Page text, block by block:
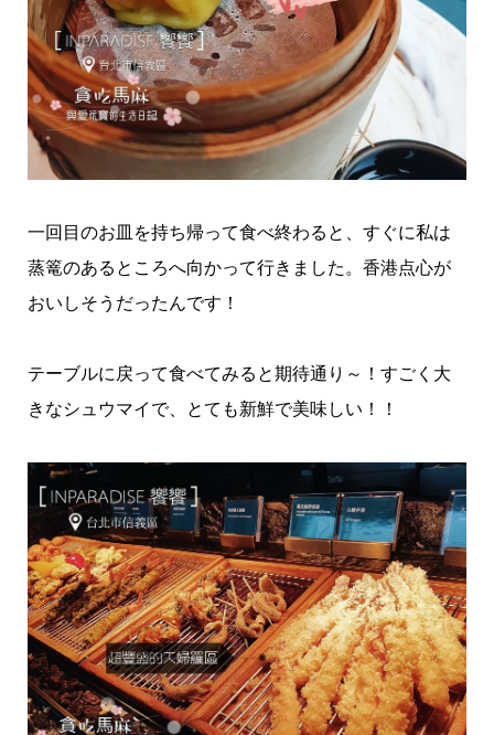
一回目のお皿を持ち帰って食べ終わると、すぐに私は
蒸篭のあるところへ向かって行きました。香港点心が
おいしそうだったんです！
テーブルに戻って食べてみると期待通り～！すごく大
きなシュウマイで、とても新鮮で美味しい！！